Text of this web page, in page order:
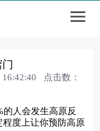
点击数：
的人会发生高原反
度上让你预防高原